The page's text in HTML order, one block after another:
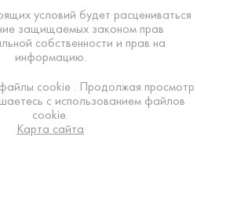
условий будет расцениваться
защищаемых законом прав
собственности и прав на
информацию.
cookie . Продолжая просмотр
с использованием файлов
cookie.
Карта сайта